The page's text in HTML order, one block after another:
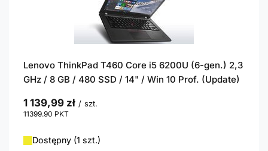
Lenovo ThinkPad T460 Core i5 6200U (6-gen.) 2,3
GHz / 8 GB / 480 SSD / 14" / Win 10 Prof. (Update)
1 139,99 zł / szt.
11399.90 PKT
Dostępny (1 szt.)